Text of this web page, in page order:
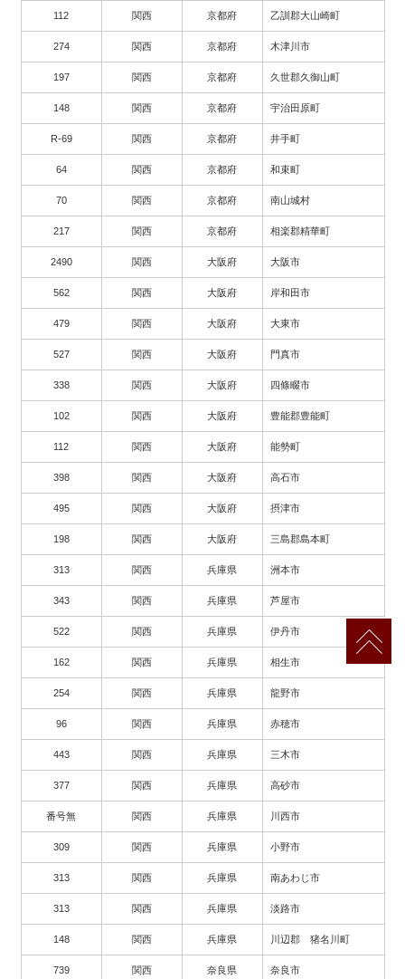
112 関西 京都府 乙訓郡大山崎町
274 関西 京都府 木津川市
197 関西 京都府 久世郡久御山町
148 関西 京都府 宇治田原町
R-69 関西 京都府 井手町
64 関西 京都府 和束町
70 関西 京都府 南山城村
217 関西 京都府 相楽郡精華町
2490 関西 大阪府 大阪市
562 関西 大阪府 岸和田市
479 関西 大阪府 大東市
527 関西 大阪府 門真市
338 関西 大阪府 四條畷市
102 関西 大阪府 豊能郡豊能町
112 関西 大阪府 能勢町
398 関西 大阪府 高石市
495 関西 大阪府 摂津市
198 関西 大阪府 三島郡島本町
313 関西 兵庫県 洲本市
343 関西 兵庫県 芦屋市
522 関西 兵庫県 伊丹市
162 関西 兵庫県 相生市
254 関西 兵庫県 龍野市
96 関西 兵庫県 赤穂市
443 関西 兵庫県 三木市
377 関西 兵庫県 高砂市
番号無 関西 兵庫県 川西市
309 関西 兵庫県 小野市
313 関西 兵庫県 南あわじ市
313 関西 兵庫県 淡路市
148 関西 兵庫県 川辺郡 猪名川町
739 関西 奈良県 奈良市